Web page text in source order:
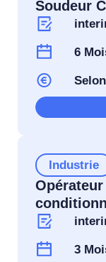
Soudeur
6
Industrie
3